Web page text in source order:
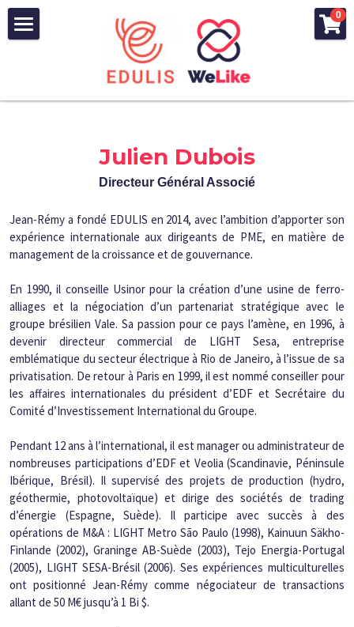
0
Portfolio
Levée de fonds
Sibessor 2
Success Stories
Communiqués de Presse
Newsletter
Connexion
Julien Dubois
Directeur Général Associé
Jean-Rémy a fondé EDULIS en 2014, avec l’ambition d’apporter son
expérience internationale aux dirigeants de PME, en matière de
management de la croissance et de gouvernance.
En 1990, il conseille Usinor pour la création d’une usine de ferro-
alliages et la négociation d’un partenariat stratégique avec le
groupe brésilien Vale. Sa passion pour ce pays l’amène, en 1996, à
devenir directeur commercial de LIGHT Sesa, entreprise
emblématique du secteur électrique à Rio de Janeiro, à l’issue de sa
privatisation. De retour à Paris en 1999, il est nommé conseiller pour
les affaires internationales du président d’EDF et Secrétaire du
Comité d’Investissement International du Groupe.
Pendant 12 ans à l’international, il est manager ou administrateur de
nombreuses participations d’EDF et Veolia (Scandinavie, Péninsule
Ibérique, Brésil). Il supervisé des projets de production (hydro,
géothermie, photovoltaïque) et dirige des sociétés de trading
d’énergie (Espagne, Suède). Il participe avec succès à des
opérations de M&A : LIGHT Metro São Paulo (1998), Kainuun Säkho-
Finlande (2002), Graninge AB-Suède (2003), Tejo Energia-Portugal
(2005), LIGHT SESA-Brésil (2006). Ses expériences multiculturelles
ont positionné Jean-Rémy comme négociateur de transactions
allant de 50 M€ jusqu’à 1 Bi $.
×
LES CATÉGORIES DE LA BOUTIQUE
Toutes les catégories